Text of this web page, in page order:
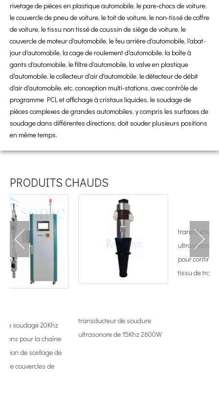
rivetage de pièces en plastique automobile, le pare-chocs de voiture,
le couvercle de pneu de voiture, le toit de voiture, le non-tissé de coffre
de voiture, le tissu non tissé de coussin de siège de voiture, le
couvercle de moteur d'automobile, le feu arrière d'automobile, l'abat-
jour d'automobile, la cage de roulement d'automobile, la boîte à
gants d'automobile, le filtre d'automobile, la valve en plastique
d'automobile, le collecteur d'air d'automobile, le détecteur de débit
d'air d'automobile, etc. conception multi-stations, avec contrôle de
programme PCL et affichage à cristaux liquides, le soudage de
pièces complexes de grandes automobiles, y compris les surfaces de
soudage dans différentes directions, doit souder plusieurs positions
en même temps.
PRODUITS CHAUDS
de
transducteur de soudure
ultrasonore de 15Khz 2600W
transducteur de soudure
ultrasonore de 20Khz 50mm
pour continuer le cachetage de